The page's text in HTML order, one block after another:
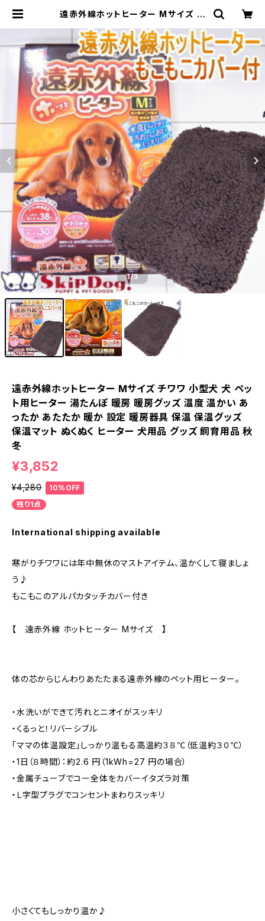
遠赤外線ホットヒーター Mサイズ チ
んぽ 暖房 暖房グッズ 温度 温かい あ
ったか あたたか 暖か 設定 暖房器具
保温 保温グッズ 保温マット ぬくぬく
ヒーター 犬用品 グッズ 飼育用品 秋
冬 | チワワ専門店スキップドッグ！
1/3
遠赤外線ホットヒーター Mサイズ チワワ 小型犬 犬 ペッ
ト用ヒーター 湯たんぽ 暖房 暖房グッズ 温度 温かい あ
ったか あたたか 暖か 設定 暖房器具 保温 保温グッズ
保温マット ぬくぬく ヒーター 犬用品 グッズ 飼育用品 秋
冬
¥3,852
¥4,280
10%OFF
残り1点
International shipping available
寒がりチワワには年中無休のマストアイテム、温かくして寝ましょ
う♪
もこもこのアルパカタッチカバー付き
【 遠赤外線 ホットヒーター Mサイズ 】
体の芯からじんわりあたたまる遠赤外線のペット用ヒーター。
・水洗いができて汚れとニオイがスッキリ
・くるっと！リバーシブル
「ママの体温設定」しっかり温もる高温約３８℃（低温約３０℃）
・1日（８時間）：約2.6 円（1kWh=27 円の場合）
・金属チューブでコー全体をカバーイタズラ対策
・Ｌ字型プラグでコンセントまわりスッキリ
小さくてもしっかり温か♪